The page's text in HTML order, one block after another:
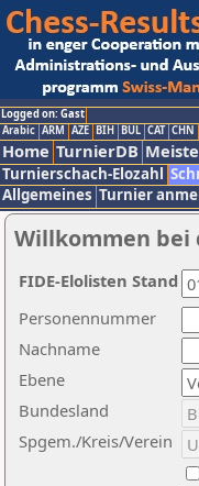
Logged on: Gast
Arabic ARM AZE BIH BUL CAT CHN
Home TurnierDB
Turnierschach-Elozahl
Allgemeines Turnier
Willkommen bei
Nachname
Ebene
Personennummer
Bundesland
Spgem./Kreis/Verein
FIDE-Elolisten Stand